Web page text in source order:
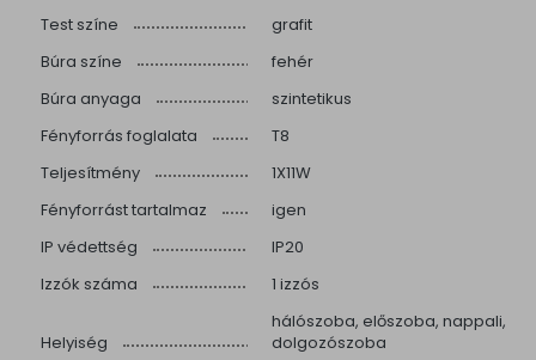
Test színe
grafit
Búra színe
fehér
Búra anyaga
szintetikus
Fényforrás foglalata
T8
Teljesítmény
1X11W
Fényforrást tartalmaz
igen
IP védettség
IP20
Izzók száma
1 izzós
Helyiség
hálószoba, előszoba, nappali,
dolgozószoba